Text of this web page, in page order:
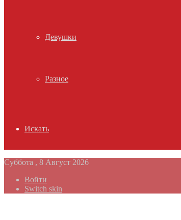
Девушки
Разное
Искать
Суббота , 8 Август 2026
Войти
Switch skin